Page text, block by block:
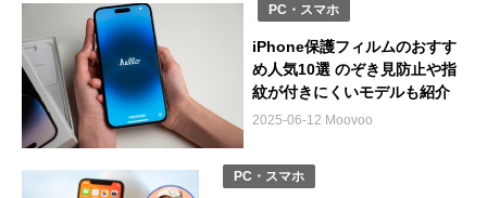
PC・スマホ
iPhone保護フィルムのおすす
め人気10選 のぞき見防止や指
紋が付きにくいモデルも紹介
2025-06-12 Moovoo
PC・スマホ